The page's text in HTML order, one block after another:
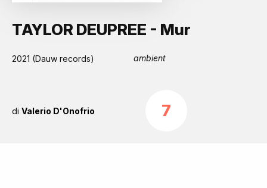
TAYLOR DEUPREE - Mur
2021 (Dauw records) ambient
di Valerio D'Onofrio 7